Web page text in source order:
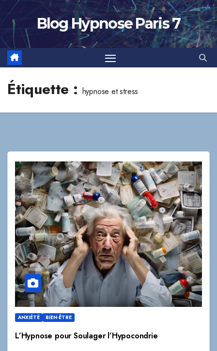
Skip
content
Blog Hypnose Paris 7
Étiquette : hypnose et stress
ANXIÉTÉ BIEN-ÊTRE
L’Hypnose pour Soulager l’Hypocondrie